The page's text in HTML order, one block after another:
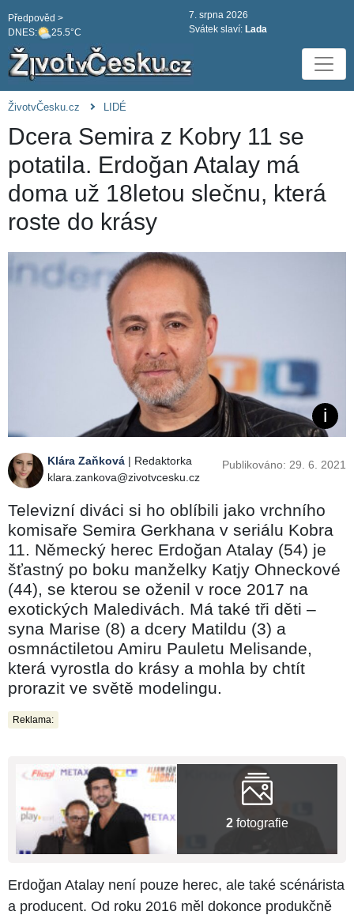
DNES: 25.5°C
Předpověd >
7. srpna 2026
Svátek slaví: Lada
ŽivotvČesku.cz LIDÉ
Dcera Semira z Kobry 11 se
potatila. Erdoğan Atalay má
doma už 18letou slečnu, která
roste do krásy
Klára Zaňková | Redaktorka
klara.zankova@zivotvcesku.cz
Publikováno: 29. 6. 2021
Televizní diváci si ho oblíbili jako vrchního
komisaře Semira Gerkhana v seriálu Kobra
11. Německý herec Erdoğan Atalay (54) je
šťastný po boku manželky Katjy Ohneckové
(44), se kterou se oženil v roce 2017 na
exotických Maledivách. Má také tři děti –
syna Marise (8) a dcery Matildu (3) a
osmnáctiletou Amiru Pauletu Melisande,
která vyrostla do krásy a mohla by chtít
prorazit ve světě modelingu.
Reklama:
2 fotografie
Erdoğan Atalay není pouze herec, ale také scénárista
a producent. Od roku 2016 měl dokonce produkčně